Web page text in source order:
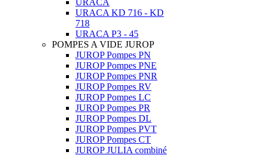
URACA
URACA KD 716 - KD
718
URACA P3 - 45
POMPES A VIDE JUROP
JUROP Pompes PN
JUROP Pompes PNE
JUROP Pompes PNR
JUROP Pompes RV
JUROP Pompes LC
JUROP Pompes PR
JUROP Pompes DL
JUROP Pompes PVT
JUROP Pompes CT
JUROP JULIA combiné